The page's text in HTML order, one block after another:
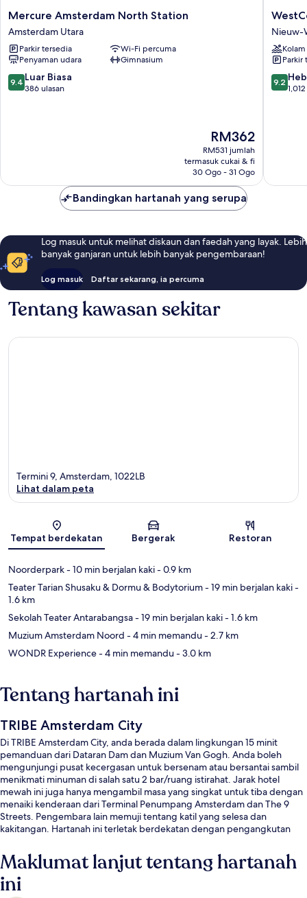
Mercure
Amsterdam
North
Station
Amsterdam
Utara
Mercure Amsterdam North Station
Amsterdam Utara
Parkir tersedia
Wi-Fi percuma
Penyaman udara
Gimnasium
9.4
daripada
9.4 Luar Biasa
386 ulasan
Harga
ialah
RM362
RM362
RM531 jumlah
termasuk cukai & fi
30 Ogo - 31 Ogo
Fashion
Hotel
Nieuw-
West
Nieuw-
Parkir
9.2
9.2
Bandingkan hartanah yang serupa
Log masuk untuk melihat diskaun dan faedah yang layak. Lebih
banyak ganjaran untuk lebih banyak pengembaraan!
Log masuk Daftar sekarang, ia percuma
Tentang kawasan sekitar
Peta
Termini 9, Amsterdam, 1022LB
Lihat dalam peta
Tempat berdekatan Bergerak Restoran
Noorderpark- 10 min berjalan kaki- 0.9 km
Teater Tarian Shusaku & Dormu & Bodytorium- 19 min berjalan kaki-
1.6 km
Sekolah Teater Antarabangsa- 19 min berjalan kaki- 1.6 km
Muzium Amsterdam Noord - 4 min memandu- 2.7 km
WONDR Experience- 4 min memandu- 3.0 km
Tentang hartanah ini
TRIBE Amsterdam City
Di TRIBE Amsterdam City, anda berada dalam lingkungan 15 minit
pemanduan dari Dataran Dam dan Muzium Van Gogh. Anda boleh
mengunjungi pusat kecergasan untuk bersenam atau bersantai sambil
menikmati minuman di salah satu 2 bar/ruang istirahat. Jarak hotel
mewah ini juga hanya mengambil masa yang singkat untuk tiba dengan
menaiki kenderaan dari Terminal Penumpang Amsterdam dan The 9
Streets. Pengembara lain memuji tentang katil yang selesa dan
kakitangan. Hartanah ini terletak berdekatan dengan pengangkutan
Maklumat lanjut tentang hartanah
ini